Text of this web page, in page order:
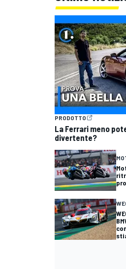
PRODOTTO
La Ferrari meno
divertente?